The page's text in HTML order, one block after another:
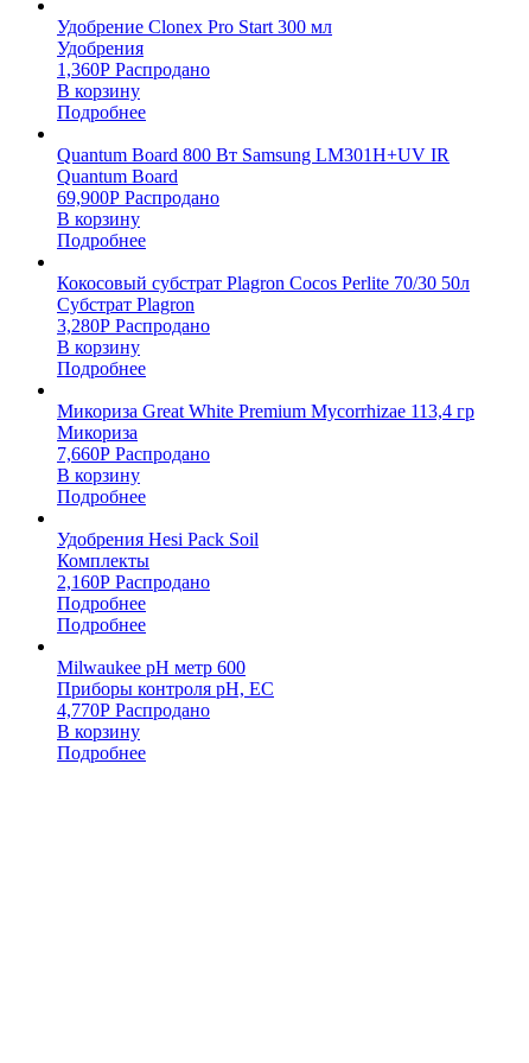
Удобрение Clonex Pro Start 300 мл
Удобрения
1,360Р Распродано
В корзину
Подробнее
Quantum Board 800 Вт Samsung LM301H+UV IR
Quantum Board
69,900Р Распродано
В корзину
Подробнее
Кокосовый субстрат Plagron Cocos Perlite 70/30 50л
Субстрат Plagron
3,280Р Распродано
В корзину
Подробнее
Микориза Great White Premium Mycorrhizae 113,4 гр
Микориза
7,660Р Распродано
В корзину
Подробнее
Удобрения Hesi Pack Soil
Комплекты
2,160Р Распродано
Подробнее
Подробнее
Milwaukee pH метр 600
Приборы контроля pH, EC
4,770Р Распродано
В корзину
Подробнее